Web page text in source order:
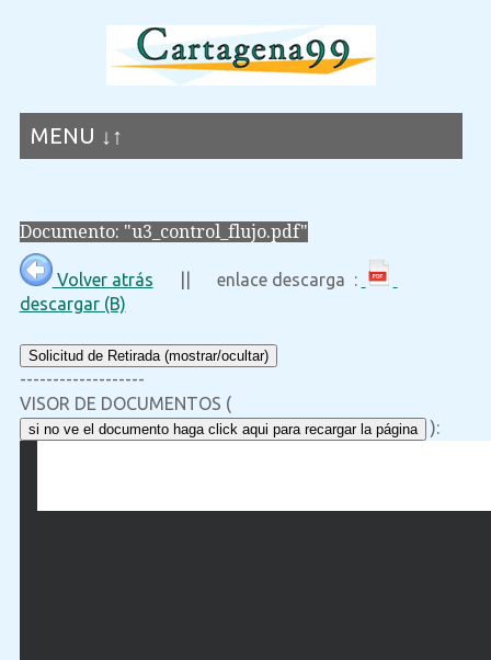
MENU ↓↑
Documento: "u3_control_flujo.pdf"
Volver atrás || enlace descarga :
descargar (B)
Solicitud de Retirada (mostrar/ocultar)
-------------------
VISOR DE DOCUMENTOS (
si no ve el documento haga click aqui para recargar la página ):